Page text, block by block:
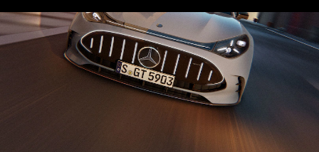
Konfigurator
Mercedes-
Benz Online
Showroom